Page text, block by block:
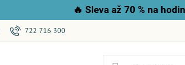
🔥 Sleva až 70 % na
722 716 300